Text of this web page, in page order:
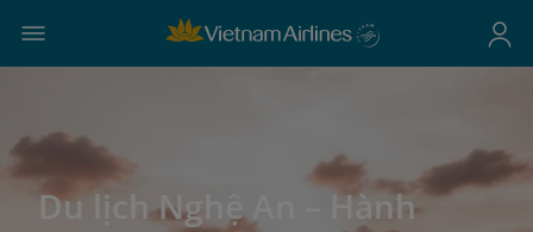
Du lịch Nghệ An – Hành